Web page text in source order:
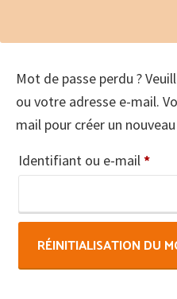
Mot de passe perdu ?
ou votre adresse e-mail.
mail pour créer un
Identifiant ou e-mail*
RÉINITIALISATION DU